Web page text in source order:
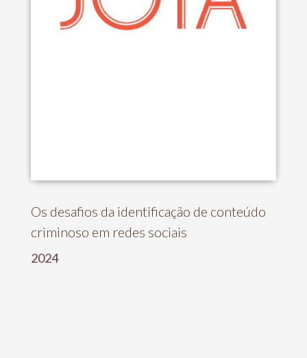
Os desafios da identificação de conteúdo
criminoso em redes sociais
2024